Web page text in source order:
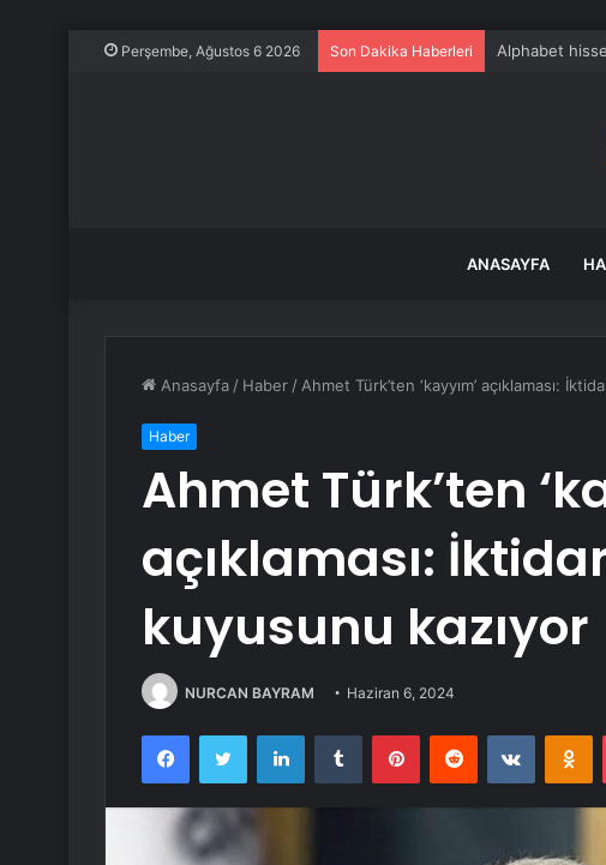
Perşembe, Ağustos 6 2026 Son Dakika Haberleri Alphabet
ANASAYFA
Anasayfa / Haber / Ahmet Türk’ten ‘kayyım’ açıklaması:
Haber
Ahmet Türk’ten
açıklaması:
kuyusunu kazıyor
NURCAN BAYRAM Haziran 6, 2024
FacebookTwitter LinkedInTumblr PinterestReddit